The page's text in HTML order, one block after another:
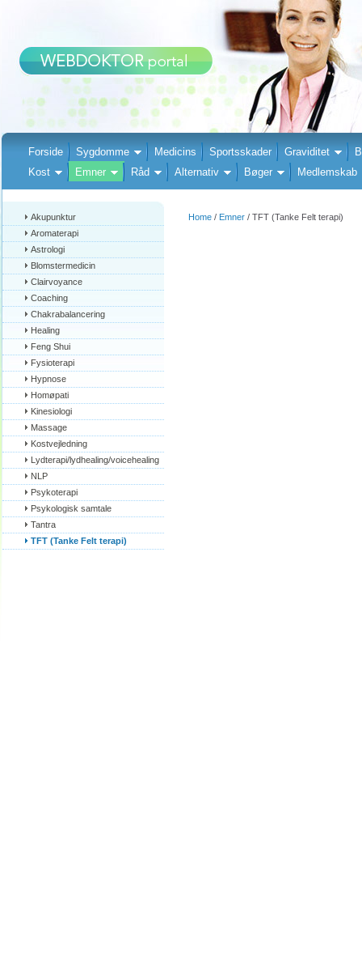
Forside Sygdomme Medicins Sportsskader Graviditet
Kost
Emner Råd Alternativ Bøger Medlemskab
Akupunktur
Aromaterapi
Astrologi
Blomstermedicin
Clairvoyance
Coaching
Chakrabalancering
Healing
Feng Shui
Fysioterapi
Hypnose
Homøpati
Kinesiologi
Massage
Kostvejledning
Lydterapi/lydhealing/voicehealing
NLP
Psykoterapi
Psykologisk samtale
Tantra
TFT (Tanke Felt terapi)
Home / Emner / TFT (Tanke Felt terapi)